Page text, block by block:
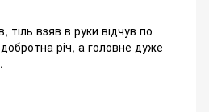
тіль взяв в руки відчув по
річ, а головне дуже